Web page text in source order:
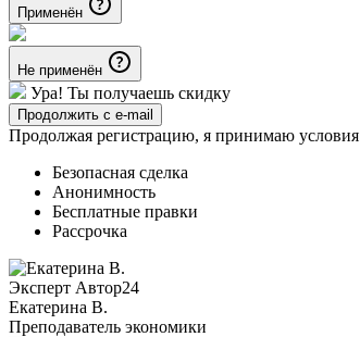
Применён
Не применён
Ура! Ты получаешь скидку
Продолжить с e-mail
Продолжая регистрацию, я принимаю условия
Безопасная сделка
Анонимность
Бесплатные правки
Рассрочка
Эксперт Автор24
Екатерина B.
Преподаватель экономики